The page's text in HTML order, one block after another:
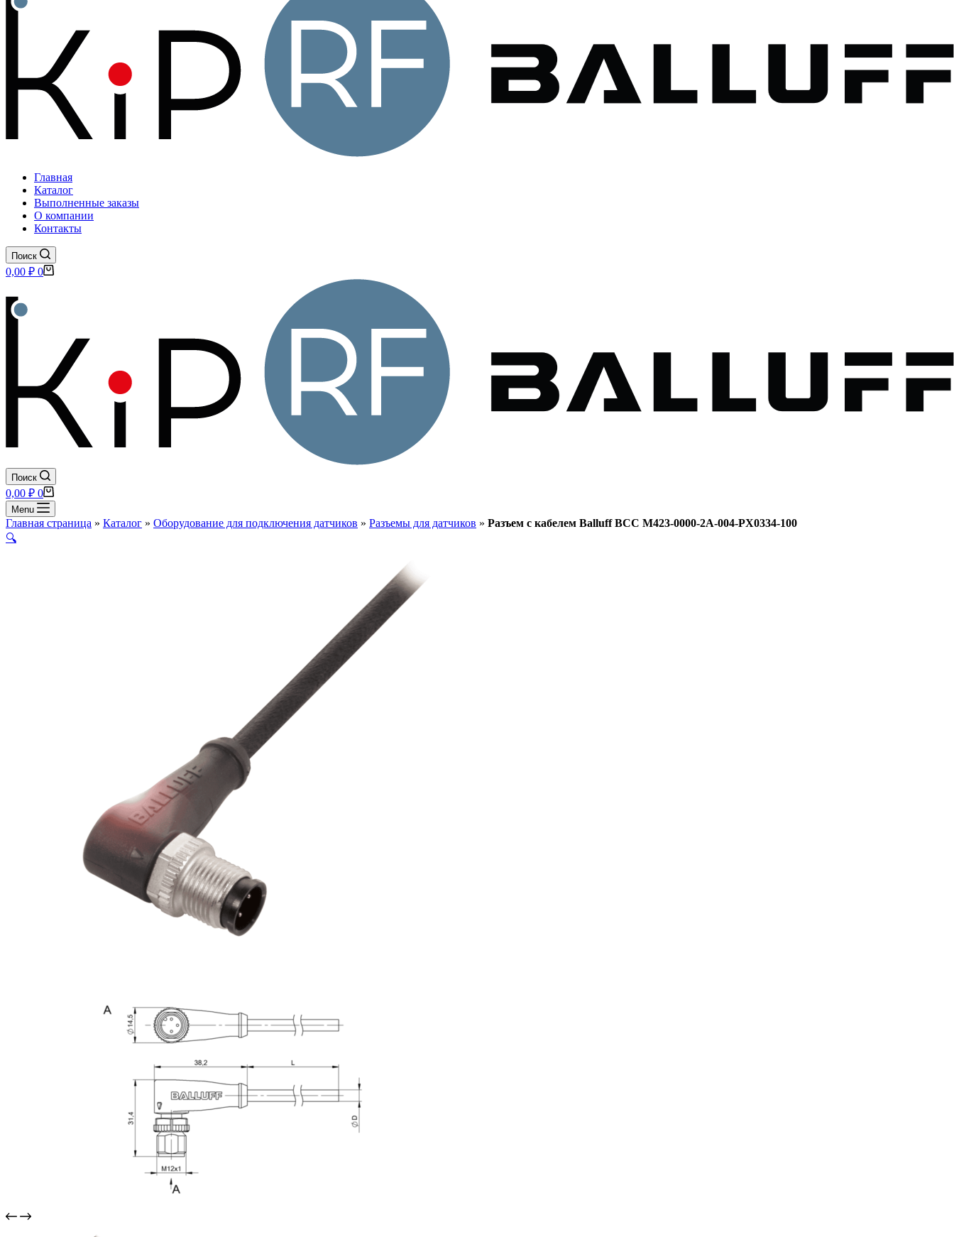
Главная
Каталог
Выполненные заказы
О компании
Контакты
Поиск
Корзина
0,00 ₽ 0
Поиск
Корзина
0,00 ₽ 0
Menu
Главная страница » Каталог » Оборудование для подключения датчиков » Разъемы для датчиков » Разъем с кабелем Balluff BCC M423-0000-2A-004-PX0334-100
🔍